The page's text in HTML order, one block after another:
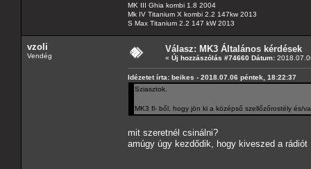
MK III Ghia kombi 1.8 2004
Mk IV Titanium X kombi 2.2 147kw 2013
S Max Titanium 2.2 147 kW 2013
vzoli
Vendég
Válasz: MK3 Általános kérdések
« Új hozzászólás #74660 Dátum:
Idézetet írta: beikes - 2018.07.06 péntek, 18:22:37
Sziasztok.
MK3 fl- ből, hogy jön ki a középső szellőzőrostély és/
mit szeretnél csinálni?
amúgy úgy kezdődik, hogy kiveszed a rádiót